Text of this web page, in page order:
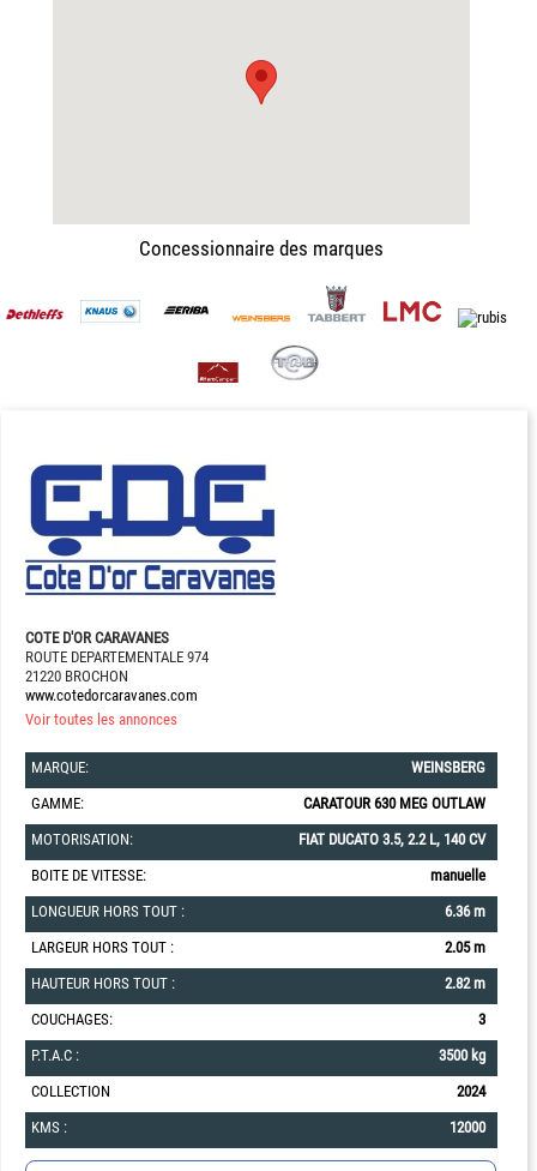
Concessionnaire des marques
COTE D'OR CARAVANES
ROUTE DEPARTEMENTALE 974
21220 BROCHON
www.cotedorcaravanes.com
Voir toutes les annonces
MARQUE:
WEINSBERG
GAMME:
CARATOUR 630 MEG OUTLAW
MOTORISATION:
FIAT DUCATO 3.5, 2.2 L, 140 CV
BOITE DE VITESSE:
manuelle
LONGUEUR HORS TOUT :
6.36 m
LARGEUR HORS TOUT :
2.05 m
HAUTEUR HORS TOUT :
2.82 m
COUCHAGES:
3
P.T.A.C :
3500 kg
COLLECTION
2024
KMS :
12000